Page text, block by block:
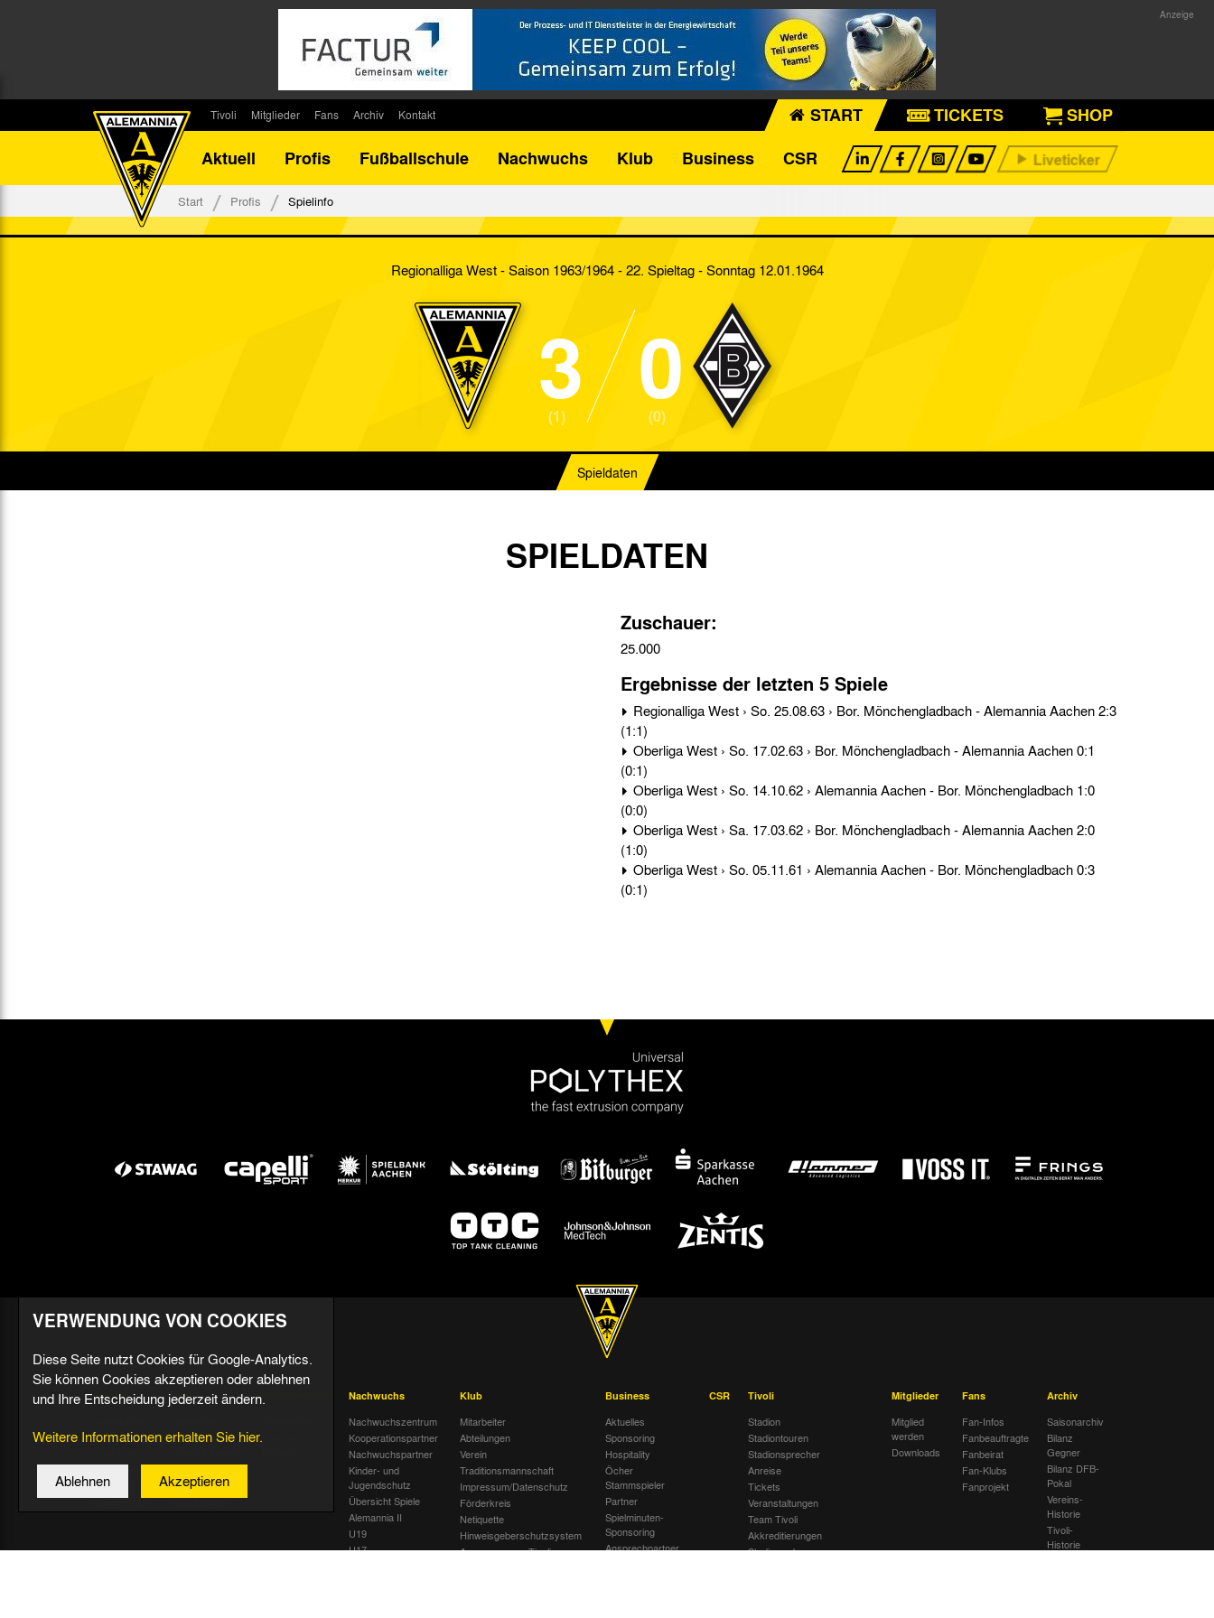
Tivoli
Stadionsprecher
Mitglieder
Kontakt
Fans
Fanbeirat
Fan-Klubs
Archiv
Ahnentafel
Kontakt START TICKETS
SHOP
Aktuell
Profis Fußballschule Nachwuchs Klub Business CSR
Start Profis Spielinfo
Regionalliga West - Saison 1963/1964 - 22. Spieltag- Sonntag 12.01.1964
3
(1) 0
(0)
Spieldaten
SPIELDATEN
Zuschauer:
25.000
Ergebnisse der letzten 5 Spiele
(1:1)
(0:1)
(0:0)
(1:0)
(0:1)
Aktuell
Termine
Deal
Radiostream
Profis
Trainer
Statistik
Trainingsplan
Geburtstage
Nachwuchs
Nachwuchszentrum
Kooperationspartner
Nachwuchspartner
Kinder- und
Jugendschutz
Übersicht Spiele
Alemannia II
U19
U17
Klub
Mitarbeiter
Abteilungen
Verein
Traditionsmannschaft
Impressum/Datenschutz
Förderkreis
Netiquette
Hinweisgeberschutzsystem
Awareness am Tivoli
Business
Aktuelles
Sponsoring
Hospitality
Öcher
Stammspieler
Partner
Spielminuten-
Sponsoring
Ansprechpartner
CSR
Tivoli
Stadion
Stadiontouren
Stadionsprecher
Anreise
Tickets
Veranstaltungen
Team Tivoli
Akkreditierungen
Stadionordnung
Mitglieder
Mitglied
werden
Downloads
Fans
Fan-Infos
Fanbeauftragte
Fanbeirat
Fan-Klubs
Fanprojekt
Archiv
Saisonarchiv
Bilanz
Gegner
Bilanz DFB-
Pokal
Vereins-
Historie
Tivoli-
Historie
VERWENDUNG VON COOKIES
Diese Seite nutzt Cookies für Google-Analytics.
Sie können Cookies akzeptieren oder ablehnen
und Ihre Entscheidung jederzeit ändern.
Weitere Informationen erhalten Sie hier.
Ablehnen Akzeptieren